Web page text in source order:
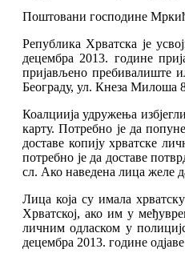
Поштовани господине
Република Хрватска је
децембра 2013. године
пријављено пребивалиште
Београду, ул. Кнеза Милоша
Коалциија удружења
карту. Потребно је да
доставе копију хрватске
потребно је да доставе
сл. Ако наведена лица желе
Лица која су имала
Хрватској, ако им у
личним одласком у
децембра 2013. године